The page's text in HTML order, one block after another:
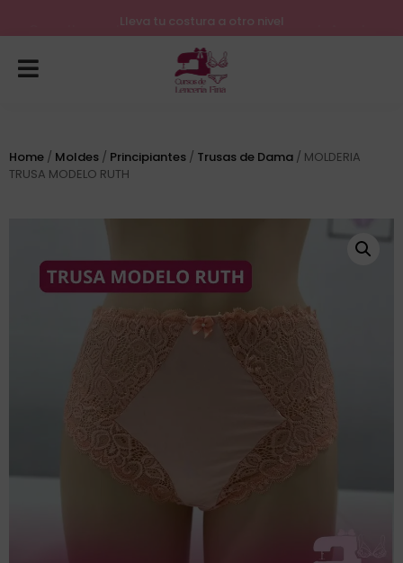
Lleva tu costura a otro nivel
Home / Moldes / Principiantes / Trusas de Dama / MOLDERIA
TRUSA MODELO RUTH